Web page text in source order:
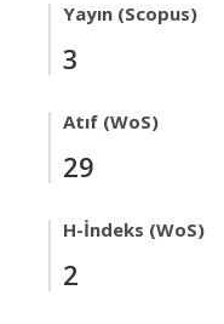
Yayın (Scopus)
3
Atıf (WoS)
29
H-İndeks (WoS)
2